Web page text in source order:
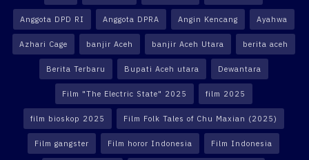
Anggota DPD RI Anggota DPRA Angin Kencang Ayahwa
Azhari Cage banjir Aceh banjir Aceh Utara berita aceh
Berita Terbaru Bupati Aceh utara Dewantara
Film "The Electric State" 2025 film 2025
film bioskop 2025 Film Folk Tales of Chu Maxian (2025)
Film gangster Film horor Indonesia Film Indonesia